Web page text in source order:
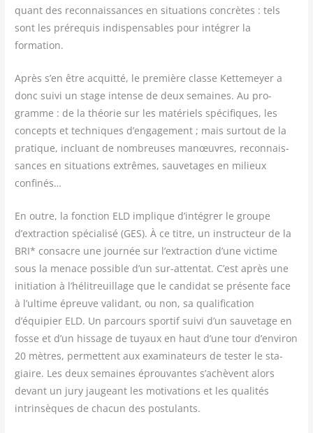
quant des recon­nais­sances en situa­tions concrètes : tels
sont les pré­re­quis indis­pen­sables pour inté­grer la
formation.
Après s’en être acquit­té, le pre­mière classe Ket­te­meyer a
donc sui­vi un stage intense de deux semaines. Au pro­
gramme : de la théo­rie sur les maté­riels spé­ci­fiques, les
concepts et tech­niques d’engagement ; mais sur­tout de la
pra­tique, incluant de nom­breuses manœuvres, recon­nais­
sances en situa­tions extrêmes, sau­ve­tages en milieux
confinés…
En outre, la fonc­tion ELD implique d’intégrer le groupe
d’extraction spé­cia­li­sé (GES). À ce titre, un ins­truc­teur de la
BRI* consacre une jour­née sur l’extraction d’une vic­time
sous la menace pos­sible d’un sur-atten­tat. C’est après une
ini­tia­tion à l’hélitreuillage que le can­di­dat se pré­sente face
à l’ultime épreuve vali­dant, ou non, sa qua­li­fi­ca­tion
d’équipier ELD. Un par­cours spor­tif sui­vi d’un sau­ve­tage en
fosse et d’un his­sage de tuyaux en haut d’une tour d’environ
20 mètres, per­mettent aux exa­mi­na­teurs de tes­ter le sta­
giaire. Les deux semaines éprou­vantes s’achèvent alors
devant un jury jau­geant les moti­va­tions et les qua­li­tés
intrin­sèques de cha­cun des postulants.